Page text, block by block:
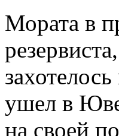
Мората в
ушел в
на своей